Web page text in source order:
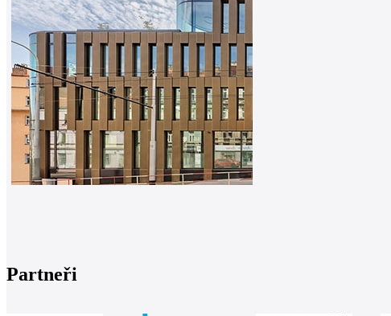
Partneři